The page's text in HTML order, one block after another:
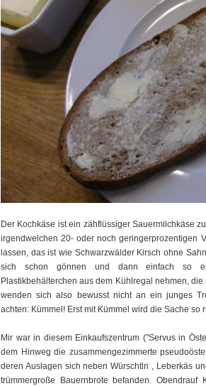
Der Kochkäse ist ein zähflüssiger Sauermilchkäse
irgendwelchen 20- oder noch geringerprozentigen
lassen, das ist wie Schwarzwälder Kirsch ohne
sich schon gönnen und dann einfach so
Plastikbehälterchen aus dem Kühlregal nehmen,
wenden sich also bewusst nicht an ein junges
achten: Kümmel! Erst mit Kümmel wird die Sache so
Mir war in diesem Einkaufszentrum ("Servus in
dem Hinweg die zusammengezimmerte
deren Auslagen sich neben Würschtln , Leberkäs
trümmergroße Bauernbrote befanden.